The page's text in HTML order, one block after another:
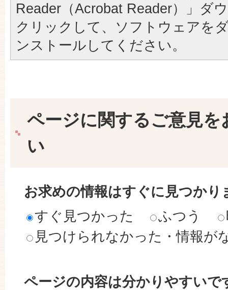
Reader（Acrobat Reader）」ダ
クリックして、ソフトウェアを
ンストールしてください。
ページに関するご意見を
い
お求めの情報はすぐに見つかり
すぐ見つかった
ふつう
見つけられなかった・情報が
ページの内容は分かりやすいで